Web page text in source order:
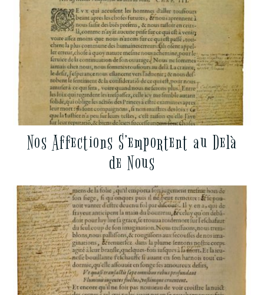
Nos Affections S’emportent au Delà
de Nous